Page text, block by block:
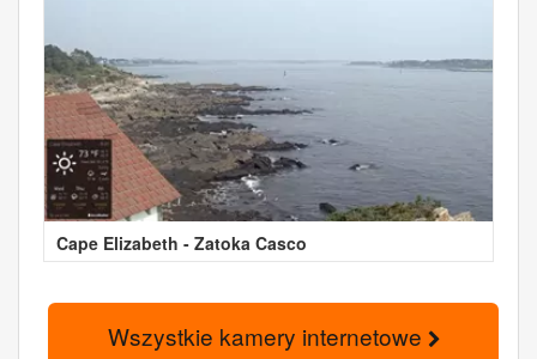
Cape Elizabeth - Zatoka Casco
Wszystkie kamery internetowe